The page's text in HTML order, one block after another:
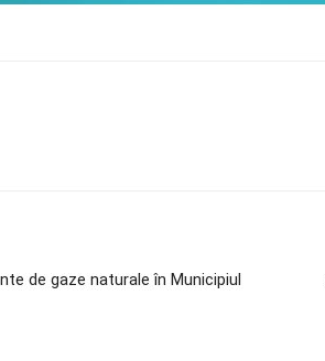
de gaze naturale în Municipiul